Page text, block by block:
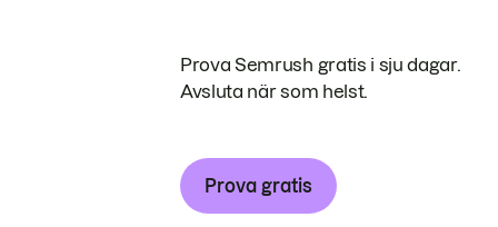
Prova Semrush gratis i sju dagar.
Avsluta när som helst.
Prova gratis